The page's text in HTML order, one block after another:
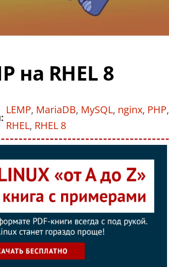
на RHEL 8
LEMP, MariaDB, MySQL, nginx, PHP,
RHEL, RHEL 8